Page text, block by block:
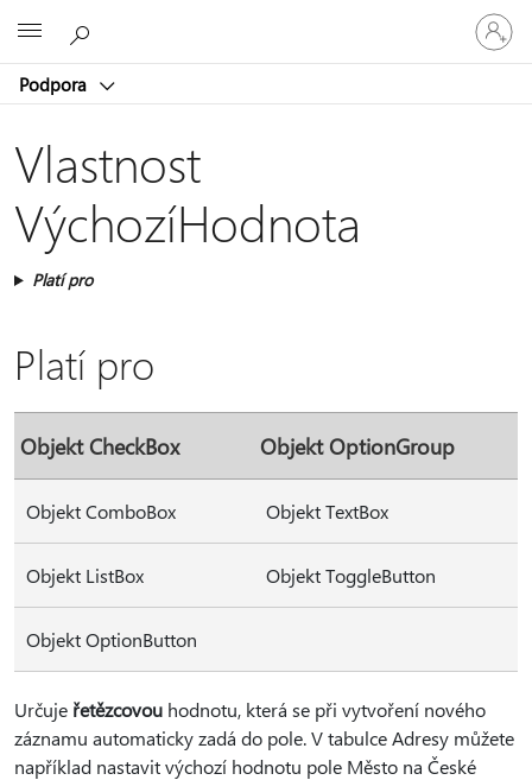
Podpora
Přihlaste
se
ke
účtu
Vlastnost
VýchozíHodnota
Platí pro
Platí pro
Objekt CheckBox Objekt OptionGroup
Objekt ComboBox Objekt TextBox
Objekt ListBox Objekt ToggleButton
Objekt OptionButton
Určuje řetězcovou hodnotu, která se při vytvoření nového
záznamu automaticky zadá do pole. V tabulce Adresy můžete
například nastavit výchozí hodnotu pole Město na České